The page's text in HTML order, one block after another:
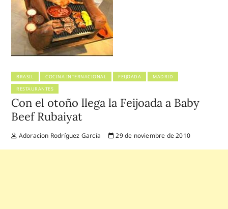
BRASIL COCINA INTERNACIONAL FEIJOADA
MADRID
RESTAURANTES
Con el otoño llega la Feijoada a Baby
Beef Rubaiyat
Adoracion Rodríguez García 29 de noviembre de 2010